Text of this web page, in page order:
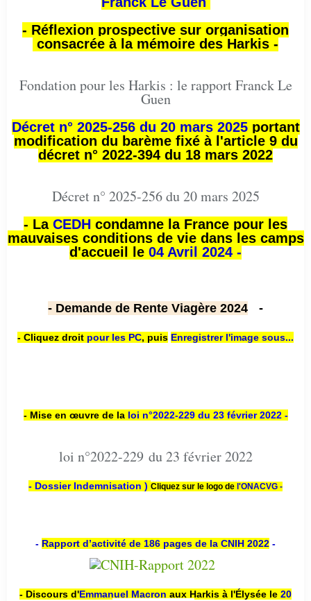
- Réflexion prospective sur organisation
consacrée à la mémoire des Harkis -
Fondation pour les Harkis : le rapport Franck Le
Guen
Décret n° 2025-256 du 20 mars 2025portant
modification du barème fixé à l'article 9 du
décret n° 2022-394 du 18 mars 2022
Décret n° 2025-256 du 20 mars 2025
- La CEDH condamne la France pour les
mauvaises conditions de vie dans les camps
d'accueil le 04 Avril 2024 -
- Demande de Rente Viagère 2024 -
- Cliquez droit pour les PC, puis Enregistrer l'image sous...
- Mise en œuvre de la loi n°2022-229 du 23 février 2022 -
loi n°2022-229 du 23 février 2022
- Dossier Indemnisation ) Cliquez sur le logo de l'ONACVG -
- Rapport d’activité de 186 pages de la CNIH 2022 -
- Discours d'Emmanuel Macron aux Harkis à l'Élysée le 20